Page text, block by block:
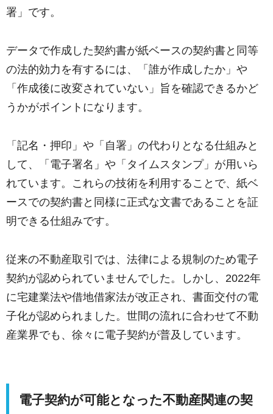
署」です。
データで作成した契約書が紙ベースの契約書と同等
の法的効力を有するには、「誰が作成したか」や
「作成後に改変されていない」旨を確認できるかど
うかがポイントになります。
「記名・押印」や「自署」の代わりとなる仕組みと
して、「電子署名」や「タイムスタンプ」が用いら
れています。これらの技術を利用することで、紙ベ
ースでの契約書と同様に正式な文書であることを証
明できる仕組みです。
従来の不動産取引では、法律による規制のため電子
契約が認められていませんでした。しかし、2022年
に宅建業法や借地借家法が改正され、書面交付の電
子化が認められました。世間の流れに合わせて不動
産業界でも、徐々に電子契約が普及しています。
電子契約が可能となった不動産関連の契